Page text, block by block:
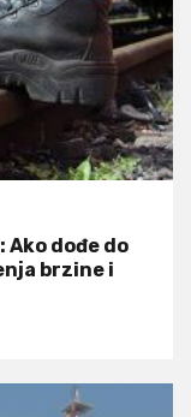
Ako dođe do
brzine i